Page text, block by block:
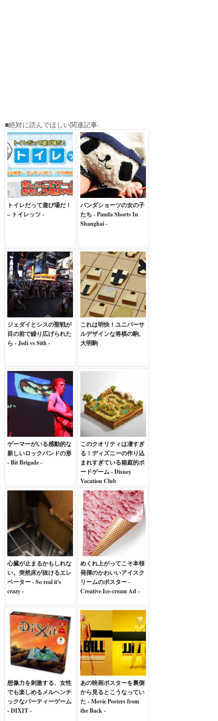
■絶対に読んでほしい関連記事:
トイレだって遊び場だ！
– トイレッツ -
パンダショーツの女の子
たち - Panda Shorts In
Shanghai -
ジェダイとシスの聖戦が
目の前で繰り広げられた
ら - Jedi vs Sith -
これは明快！ユニバーサ
ルデザインな将棋の駒、
大明駒
ゲーマーがいる感動的な
新しいロックバンドの形
- Bit Brigade -
このクオリティは凄すぎ
る！ディズニーの作り込
まれすぎている箱庭的ボ
ードゲーム - Disney
Vacation Club
Sweepstakes -
心臓が止まるかもしれな
い。突然床が抜けるエレ
ベーター - So real it's
crazy -
めくれ上がってこそ本領
発揮のかわいいアイスク
リームのポスター -
Creative Ice-cream Ad -
想像力を刺激する、女性
でも楽しめるメルヘンチ
ックなパーティーゲーム
- DIXIT -
あの映画ポスターを裏側
から見るとこうなってい
た - Movie Posters from
the Back -